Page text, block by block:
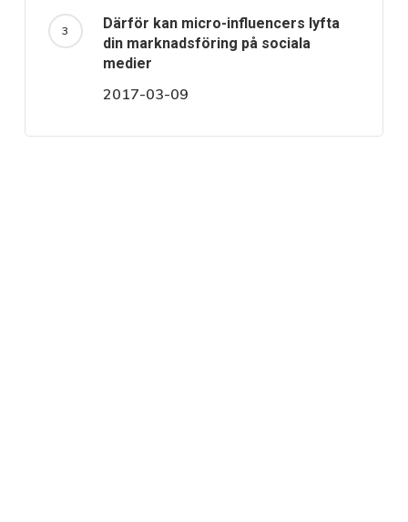
Därför kan micro-influencers lyfta
din marknadsföring på sociala
medier
2017-03-09